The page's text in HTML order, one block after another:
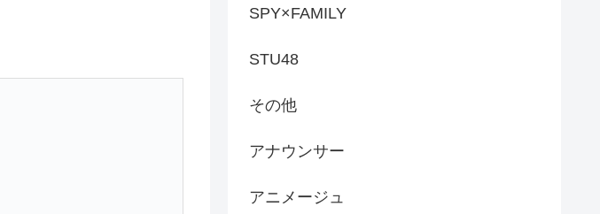
SPY×FAMILY
STU48
その他
アナウンサー
アニメージュ